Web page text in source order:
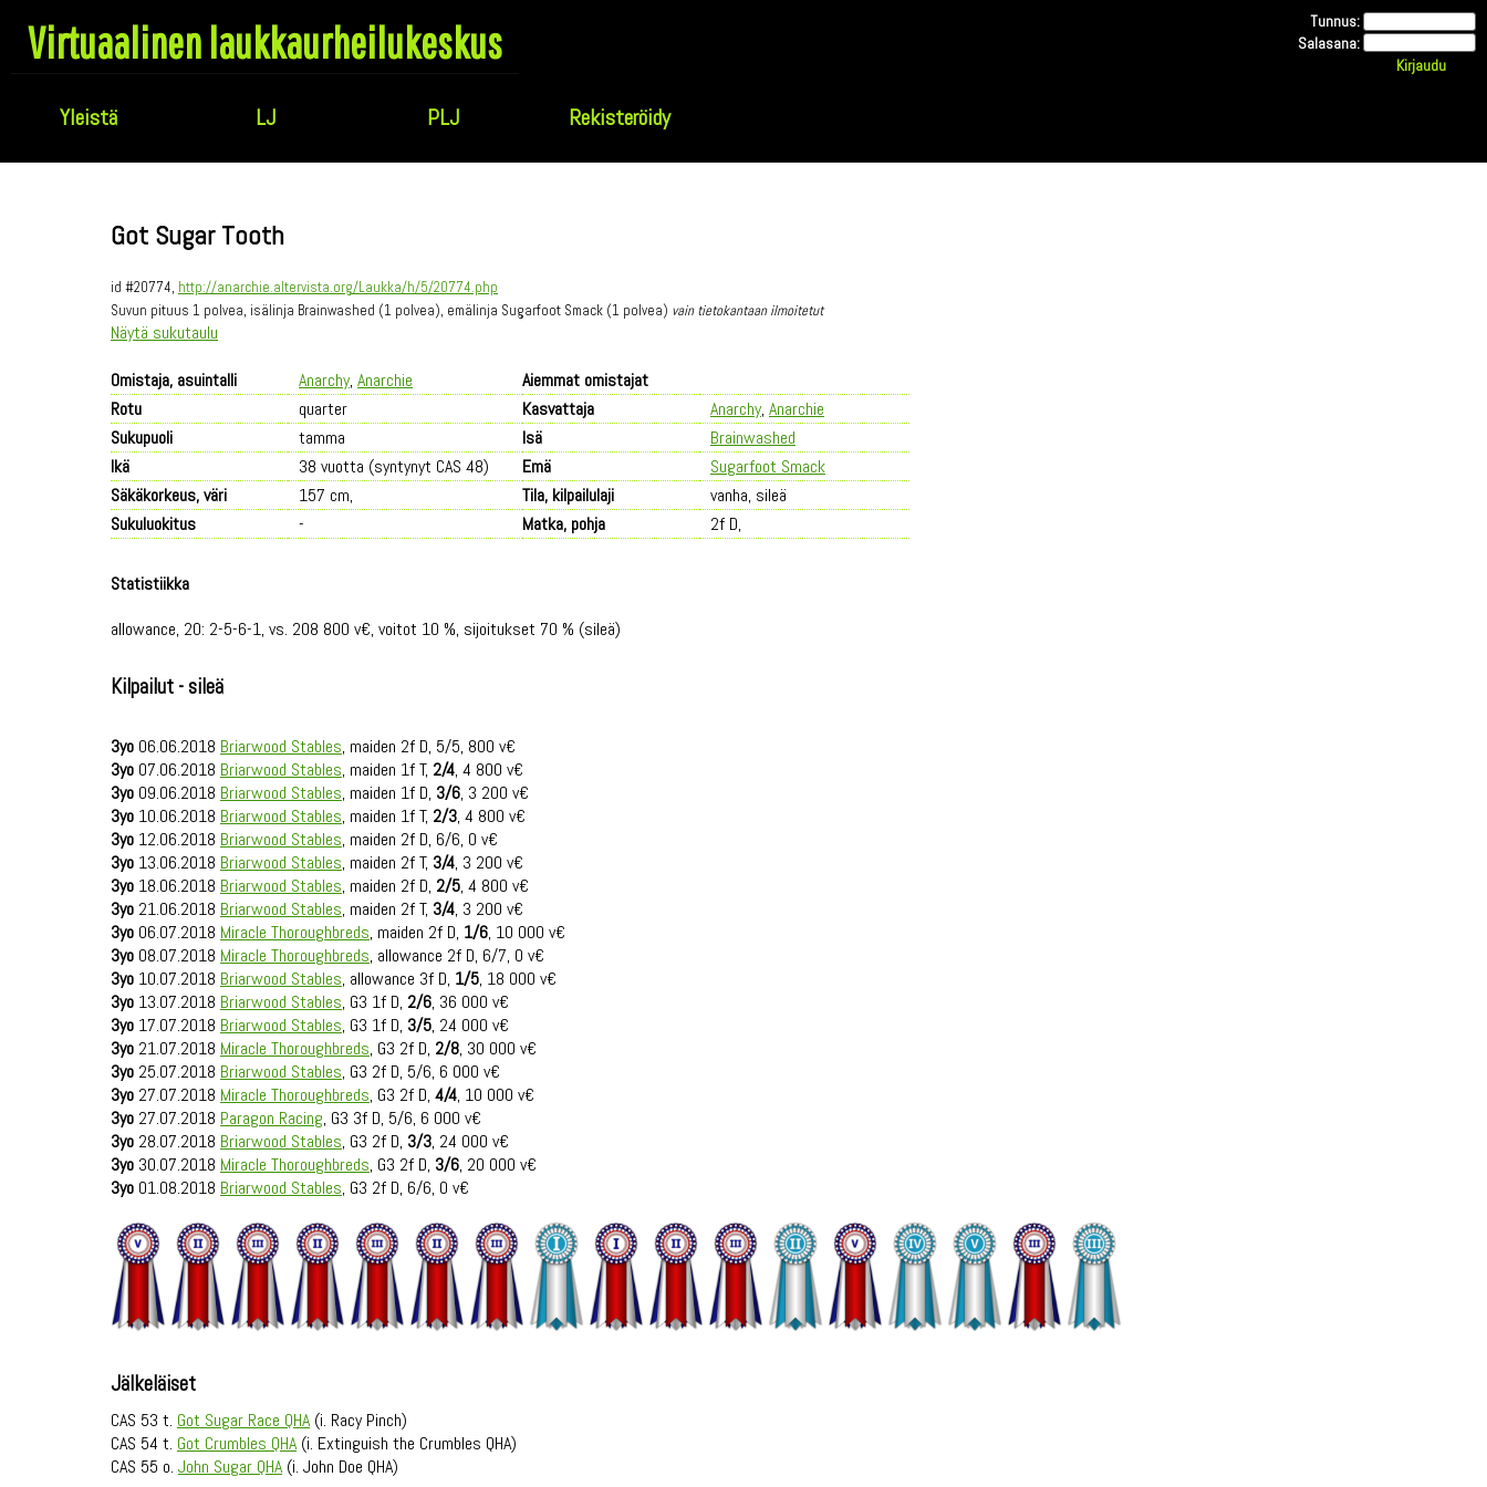
Virtuaalinen laukkaurheilukeskus
Yleistä LJ PLJ Rekisteröidy
Tunnus:
Salasana:
Got Sugar Tooth
id #20774, http://anarchie.altervista.org/Laukka/h/5/20774.php
Suvun pituus 1 polvea, isälinja Brainwashed (1 polvea), emälinja Sugarfoot Smack (1 polvea) vain tietokantaan ilmoitetut
Näytä sukutaulu
Omistaja, asuintalli Anarchy, Anarchie
Aiemmat omistajat
Rotu
quarter Kasvattaja Anarchy, Anarchie
Sukupuoli
tamma Isä
Brainwashed
Ikä
38 vuotta (syntynyt CAS 48) Emä
Sugarfoot Smack
Säkäkorkeus, väri
157 cm, Tila, kilpailulaji
vanha, sileä
Sukuluokitus
- Matka, pohja 2f D,
Statistiikka
allowance, 20: 2-5-6-1, vs. 208 800 v€, voitot 10 %, sijoitukset 70 % (sileä)
Kilpailut - sileä
3yo 06.06.2018 Briarwood Stables, maiden 2f D, 5/5, 800 v€
3yo 07.06.2018 Briarwood Stables, maiden 1f T, 2/4, 4 800 v€
3yo 09.06.2018 Briarwood Stables, maiden 1f D, 3/6, 3 200 v€
3yo 10.06.2018 Briarwood Stables, maiden 1f T, 2/3, 4 800 v€
3yo 12.06.2018 Briarwood Stables, maiden 2f D, 6/6, 0 v€
3yo 13.06.2018 Briarwood Stables, maiden 2f T, 3/4, 3 200 v€
3yo 18.06.2018 Briarwood Stables, maiden 2f D, 2/5, 4 800 v€
3yo 21.06.2018 Briarwood Stables, maiden 2f T, 3/4, 3 200 v€
3yo 06.07.2018 Miracle Thoroughbreds, maiden 2f D, 1/6, 10 000 v€
3yo 08.07.2018 Miracle Thoroughbreds, allowance 2f D, 6/7, 0 v€
3yo 10.07.2018 Briarwood Stables, allowance 3f D, 1/5, 18 000 v€
3yo 13.07.2018 Briarwood Stables, G3 1f D, 2/6, 36 000 v€
3yo 17.07.2018 Briarwood Stables, G3 1f D, 3/5, 24 000 v€
3yo 21.07.2018 Miracle Thoroughbreds, G3 2f D, 2/8, 30 000 v€
3yo 25.07.2018 Briarwood Stables, G3 2f D, 5/6, 6 000 v€
3yo 27.07.2018 Miracle Thoroughbreds, G3 2f D, 4/4, 10 000 v€
3yo 27.07.2018 Paragon Racing, G3 3f D, 5/6, 6 000 v€
3yo 28.07.2018 Briarwood Stables, G3 2f D, 3/3, 24 000 v€
3yo 30.07.2018 Miracle Thoroughbreds, G3 2f D, 3/6, 20 000 v€
3yo 01.08.2018 Briarwood Stables, G3 2f D, 6/6, 0 v€
Jälkeläiset
CAS 53 t. Got Sugar Race QHA(i. Racy Pinch)
CAS 54 t. Got Crumbles QHA(i. Extinguish the Crumbles QHA)
CAS 55 o. John Sugar QHA(i. John Doe QHA)